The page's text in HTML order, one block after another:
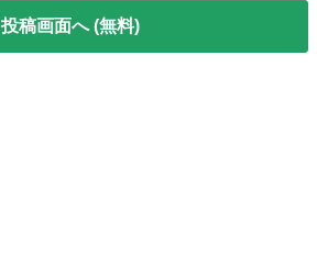
投稿画面へ (無料)